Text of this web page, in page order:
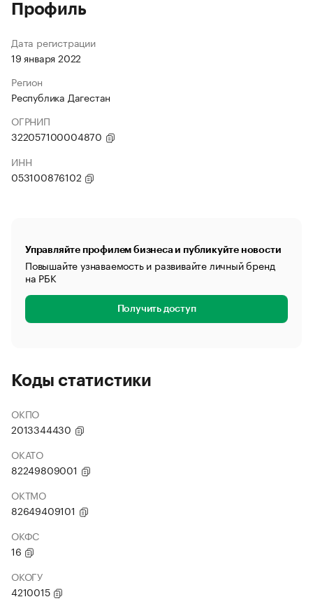
Профиль
Дата регистрации
19 января 2022
Регион
Республика Дагестан
ОГРНИП
322057100004870
ИНН
053100876102
Управляйте профилем бизнеса и публикуйте новости
Повышайте узнаваемость и развивайте личный бренд
на РБК
Получить доступ
Коды статистики
ОКПО
2013344430
ОКАТО
82249809001
ОКТМО
82649409101
ОКФС
16
ОКОГУ
4210015